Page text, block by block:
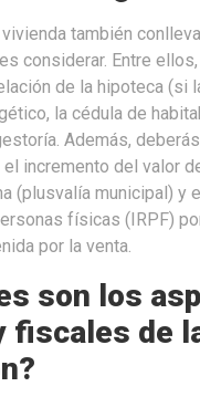
también
considerar. Entre
de la hipoteca (si
la cédula de
Además,
incremento del valor
(plusvalía municipal) y
físicas (IRPF)
por la venta.
son los
fiscales de